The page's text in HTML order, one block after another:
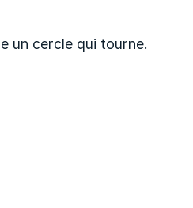
un cercle qui tourne.